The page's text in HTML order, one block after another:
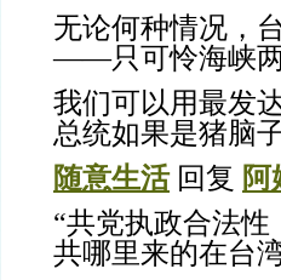
无论何种情况，
——只可怜海峡两
我们可以用最发
总统如果是猪脑
随意生活回复 阿
“共党执政合法
共哪里来的在台